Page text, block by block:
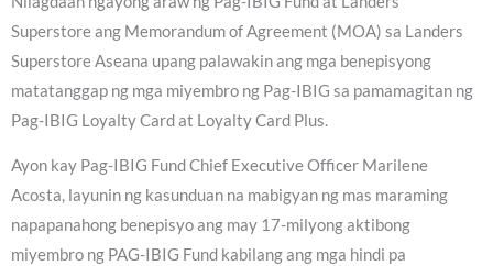
Superstore ang Memorandum of Agreement (MOA) sa Landers
Superstore Aseana upang palawakin ang mga benepisyong
matatanggap ng mga miyembro ng Pag-IBIG sa pamamagitan ng
Pag-IBIG Loyalty Card at Loyalty Card Plus.
Ayon kay Pag-IBIG Fund Chief Executive Officer Marilene
Acosta, layunin ng kasunduan na mabigyan ng mas maraming
napapanahong benepisyo ang may 17-milyong aktibong
miyembro ng PAG-IBIG Fund kabilang ang mga hindi pa